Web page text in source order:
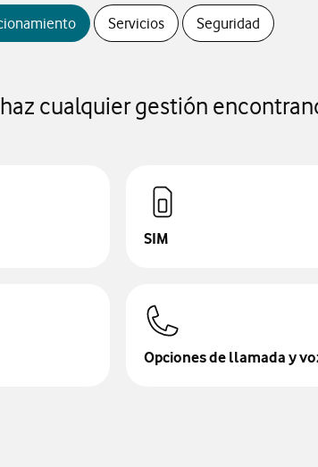
Servicios Seguridad
cualquier gestión
SIM
Opciones de llamada y